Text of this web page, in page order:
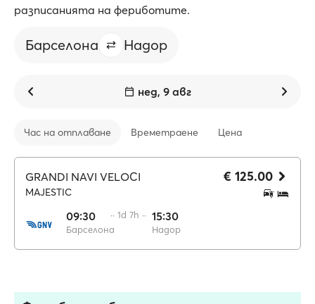
разписанията на фериботите.
Барселона Надор
нед, 9 авг
Час на отплаване Времетраене Цена
GRANDI NAVI VELOCI
MAJESTIC
09:30
Барселона
·· 1d 7h ·· 15:30
Надор
€ 125.00